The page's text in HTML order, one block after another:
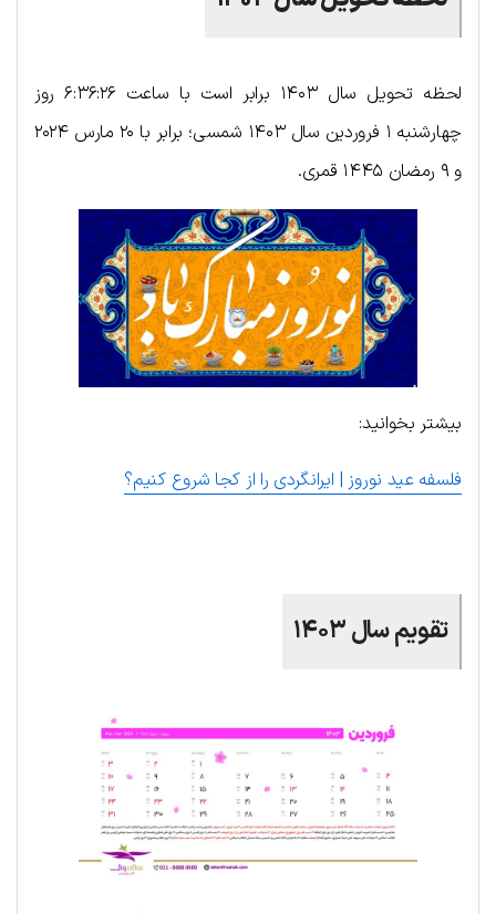
لحظه تحویل سال ۱۴۰۳ برابر است با ساعت ۶:۳۶:۲۶ روز
چهارشنبه ۱ فروردین سال ۱۴۰۳ شمسی؛ برابر با ۲۰ مارس ۲۰۲۴
و ۹ رمضان ۱۴۴۵ قمری.
بیشتر بخوانید:
فلسفه عید نوروز | ایرانگردی را از کجا شروع کنیم؟
تقویم سال ۱۴۰۳